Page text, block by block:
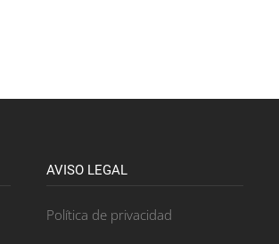
AVISO LEGAL
Política de privacidad